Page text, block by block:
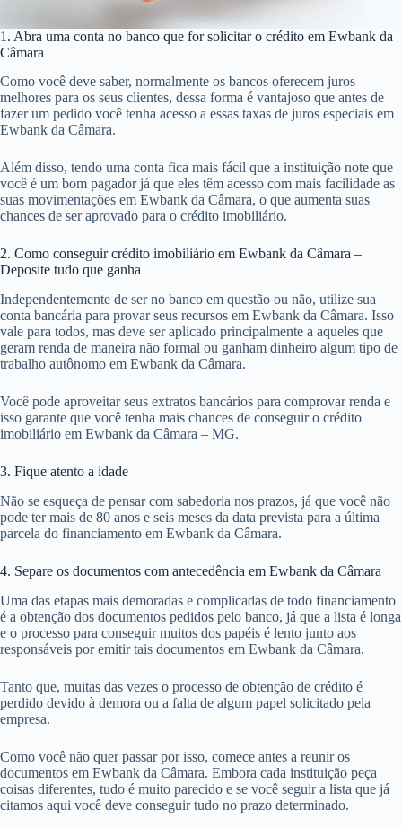
1. Abra uma conta no banco que for solicitar o crédito em Ewbank da
Câmara
Como você deve saber, normalmente os bancos oferecem juros
melhores para os seus clientes, dessa forma é vantajoso que antes de
fazer um pedido você tenha acesso a essas taxas de juros especiais em
Ewbank da Câmara.
Além disso, tendo uma conta fica mais fácil que a instituição note que
você é um bom pagador já que eles têm acesso com mais facilidade as
suas movimentações em Ewbank da Câmara, o que aumenta suas
chances de ser aprovado para o crédito imobiliário.
2. Como conseguir crédito imobiliário em Ewbank da Câmara –
Deposite tudo que ganha
Independentemente de ser no banco em questão ou não, utilize sua
conta bancária para provar seus recursos em Ewbank da Câmara. Isso
vale para todos, mas deve ser aplicado principalmente a aqueles que
geram renda de maneira não formal ou ganham dinheiro algum tipo de
trabalho autônomo em Ewbank da Câmara.
Você pode aproveitar seus extratos bancários para comprovar renda e
isso garante que você tenha mais chances de conseguir o crédito
imobiliário em Ewbank da Câmara – MG.
3. Fique atento a idade
Não se esqueça de pensar com sabedoria nos prazos, já que você não
pode ter mais de 80 anos e seis meses da data prevista para a última
parcela do financiamento em Ewbank da Câmara.
4. Separe os documentos com antecedência em Ewbank da Câmara
Uma das etapas mais demoradas e complicadas de todo financiamento
é a obtenção dos documentos pedidos pelo banco, já que a lista é longa
e o processo para conseguir muitos dos papéis é lento junto aos
responsáveis por emitir tais documentos em Ewbank da Câmara.
Tanto que, muitas das vezes o processo de obtenção de crédito é
perdido devido à demora ou a falta de algum papel solicitado pela
empresa.
Como você não quer passar por isso, comece antes a reunir os
documentos em Ewbank da Câmara. Embora cada instituição peça
coisas diferentes, tudo é muito parecido e se você seguir a lista que já
citamos aqui você deve conseguir tudo no prazo determinado.